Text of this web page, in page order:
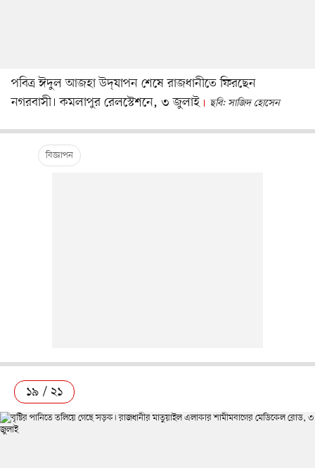
পবিত্র ঈদুল আজহা উদ্‌যাপন শেষে রাজধানীতে ফিরছেন
নগরবাসী। কমলাপুর রেলস্টেশনে, ৩ জুলাই
ছবি: সাজিদ হোসেন
১৯ / ২১